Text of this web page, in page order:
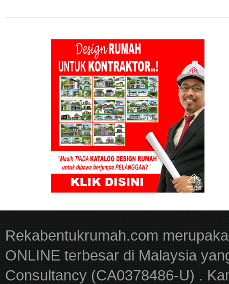
Rekabentukrumah.com
ONLINE terbesar di Malaysia
Consultancy (CA0378486-U) .